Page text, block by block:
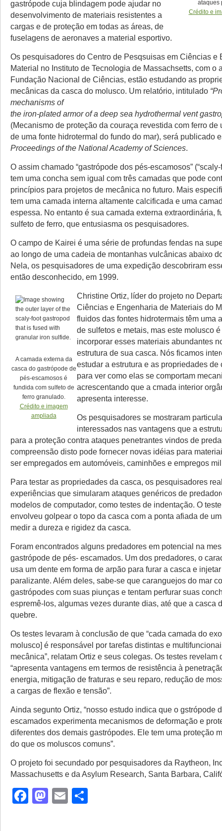
ataques
Crédito e
gastrópode cuja blindagem pode ajudar no
desenvolvimento de materiais resistentes a
cargas e de proteção em todas as áreas, de
fuselagens de aeronaves a material esportivo.
Os pesquisadores do Centro de Pesqsuisas em Ciências e
Material no Instituto de Tecnologia de Massachsetts, com o
Fundação Nacional de Ciências, estão estudando as
mecânicas da casca do molusco. Um relatório, intitulado
mechanisms of
the iron-plated armor of a deep sea hydrothermal vent
(Mecanismo de proteção da couraça revestida com ferro de
de uma fonte hidrotermal do fundo do mar), será publicado
Proceedings of the National Academy of Sciences.
O assim chamado “gastrópode dos pés-escamosos”
tem uma concha sem igual com três camadas que pode
princípios para projetos de mecânica no futuro. Mais
tem uma camada interna altamente calcificada e uma
espessa. No entanto é sua camada externa extraordinária,
sulfeto de ferro, que entusiasma os pesquisadores.
O campo de Kairei é uma série de profundas fendas na
ao longo de uma cadeia de montanhas vulcânicas abaixo
Nela, os pesquisadores de uma expedição descobriram
então desconhecido, em 1999.
A camada externa da
casca do gastrópode de
pés-escamosos é
fundida com sulfeto de
ferro granulado.
Crédito e imagem
ampliada
Christine Ortiz, líder do projeto no
Ciências e Engenharia de Materiais do
fluidos das fontes hidrotermais têm uma
de sulfetos e metais, mas este molusco
incorporar esses materiais abundantes
estrutura de sua casca. Nós ficamos
estudar a estrutura e as propriedades de
para ver como elas se comportam
acrescentando que a cmada interior
apresenta interesse.
Os pesquisadores se mostraram
interessados nas vantagens que a
para a proteção contra ataques penetrantes vindos de
compreensão disto pode fornecer novas idéias para
ser empregados em automóveis, caminhões e empregos
Para testar as propriedades da casca, os pesquisadores
experiências que simularam ataques genéricos de
modelos de computador, como testes de indentação. O
envolveu golpear o topo da casca com a ponta afiada de
medir a dureza e rigidez da casca.
Foram encontrados alguns predadores em potencial na
gastrópode de pés- escamados. Um dos predadores, o
usa um dente em forma de arpão para furar a casca e
paralizante. Além deles, sabe-se que caranguejos do mar
gastrópodes com suas piunças e tentam perfurar suas
espremê-los, algumas vezes durante dias, até que a casca
quebre.
Os testes levaram à conclusão de que “cada camada do
molusco] é responsável por tarefas distintas e
mecânica”, relatam Ortiz e seus colegas. Os testes revelam
“apresenta vantagens em termos de resistência à
energia, mitigação de fraturas e seu reparo, redução de
a cargas de flexão e tensão”.
Ainda segunto Ortiz, “nosso estudo indica que o gstrópode
escamados experimenta mecanismos de deformação e
diferentes dos demais gastrópodes. Ele tem uma proteção
do que os moluscos comuns”.
O projeto foi secundado por pesquisadores da Raytheon,
Massachusetts e da Asylum Research, Santa Barbara,
Facebook
Mastodon
Email